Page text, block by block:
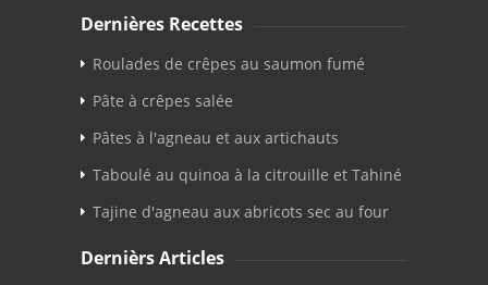
Dernières Recettes
Roulades de crêpes au saumon fumé
Pâte à crêpes salée
Pâtes à l'agneau et aux artichauts
Taboulé au quinoa à la citrouille et Tahiné
Tajine d'agneau aux abricots sec au four
Dernièrs Articles